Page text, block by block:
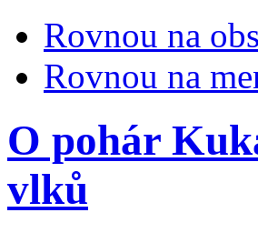
Rovnou na
Rovnou na
O pohár
vlků